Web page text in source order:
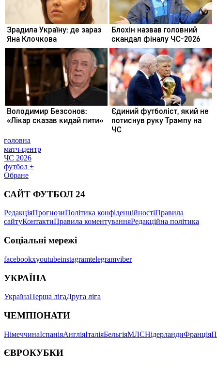
головна
матч-центр
ЧС 2026
футбол +
Обране
САЙТ ФУТБОЛ 24
РедакціяПрогнозиПолітика конфіденційностіПравила
сайтуКонтактиПравила коментуванняРедакційна політика
Соціальні мережі
facebookxyoutubeinstagramtelegramviber
УКРАЇНА
УкраїнаПерша лігаДруга ліга
ЧЕМПІОНАТИ
НімеччинаІспаніяАнгліяІталіяБельгіяМЛСНідерландиФранція
ЄВРОКУБКИ